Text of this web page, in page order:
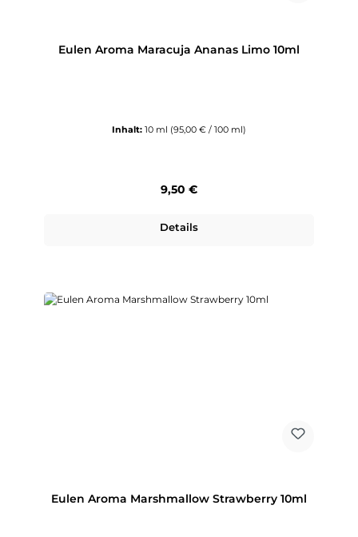
Eulen Aroma Maracuja Ananas Limo 10ml
Inhalt: 10 ml (95,00 € / 100 ml)
Regulärer Preis:
9,50 €
Details
Eulen Aroma Marshmallow Strawberry 10ml